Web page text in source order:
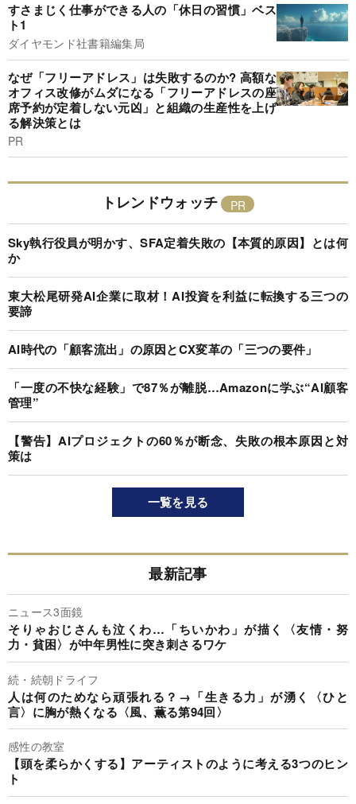
すさまじく仕事ができる人の「休日の習慣」ベス
ト1
ダイヤモンド社書籍編集局
なぜ「フリーアドレス」は失敗するのか? 高額な
オフィス改修がムダになる「フリーアドレスの座
席予約が定着しない元凶」と組織の生産性を上げ
る解決策とは
PR
トレンドウォッチ
Sky執行役員が明かす、SFA定着失敗の【本質的原因】とは何
か
東大松尾研発AI企業に取材！AI投資を利益に転換する三つの
要諦
AI時代の「顧客流出」の原因とCX変革の「三つの要件」
「一度の不快な経験」で87％が離脱…Amazonに学ぶ“AI顧客
管理”
【警告】AIプロジェクトの60％が断念、失敗の根本原因と対
策は
一覧を見る
最新記事
ニュース3面鏡
そりゃおじさんも泣くわ…「ちいかわ」が描く〈友情・努
力・貧困〉が中年男性に突き刺さるワケ
続・続朝ドライフ
人は何のためなら頑張れる？→「生きる力」が湧く〈ひと
言〉に胸が熱くなる〈風、薫る第94回〉
感性の教室
【頭を柔らかくする】アーティストのように考える3つのヒン
ト